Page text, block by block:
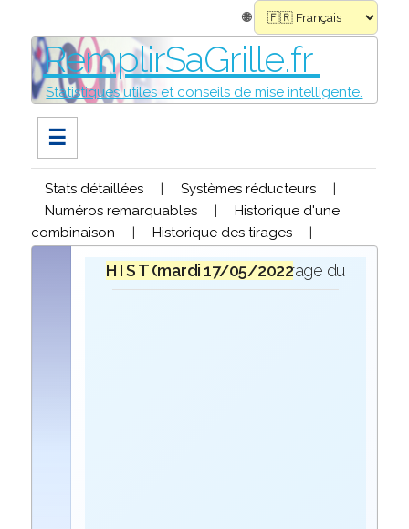
🌐
RemplirSaGrille.fr
Statistiques utiles et conseils de mise intelligente.
☰
Stats détaillées | Systèmes réducteurs
|
Numéros remarquables
|
Historique d'une
combinaison
| Historique des tirages |
H I S T O R I Q U Elors du tirage du
mardi 17/05/2022